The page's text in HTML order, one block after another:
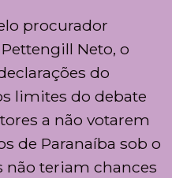
procurador
Neto, o
do
limites do debate
a não votarem
de Paranaíba sob o
não teriam chances